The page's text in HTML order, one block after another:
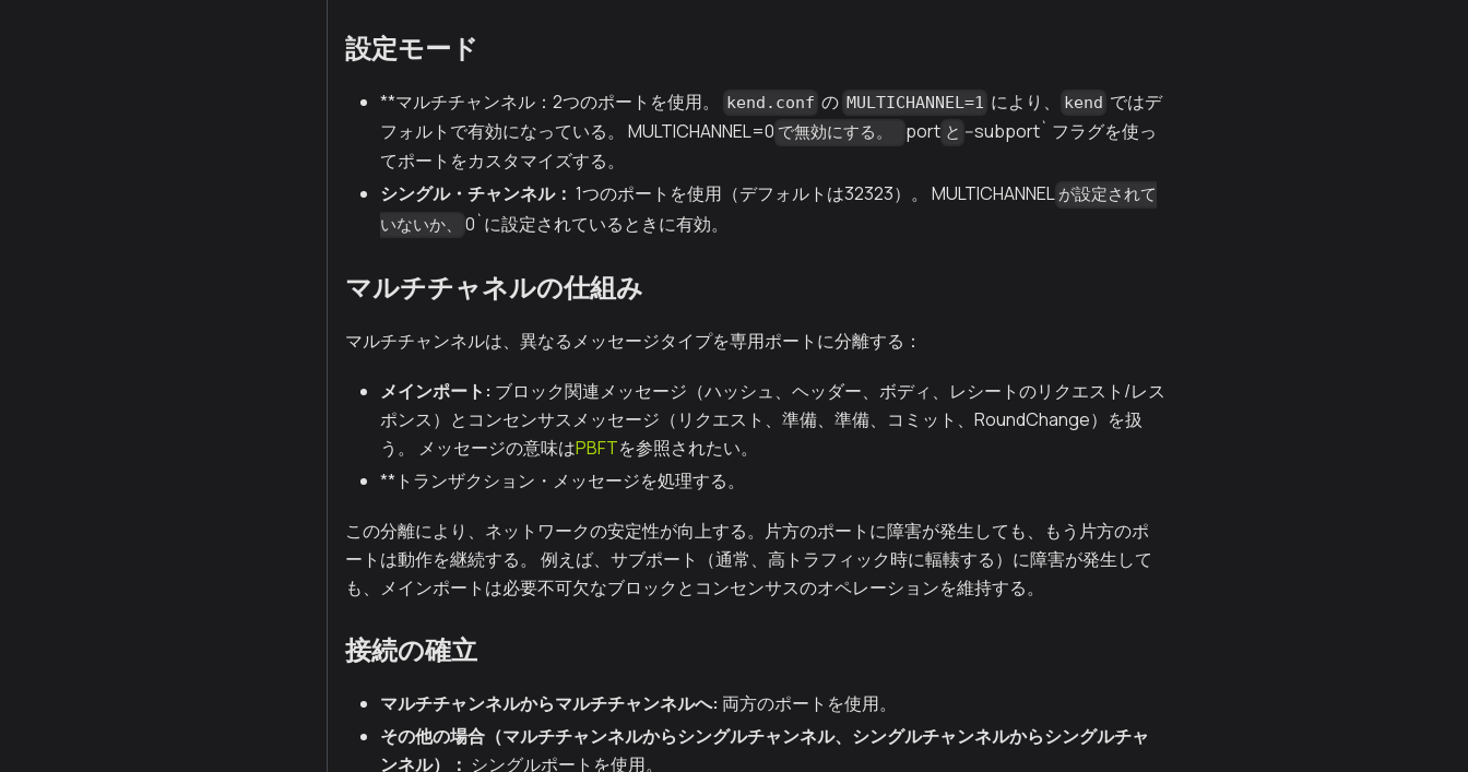
設定モード
**マルチチャンネル：2つのポートを使用。 kend.conf の MULTICHANNEL=1 により、 kend ではデ
フォルトで有効になっている。 MULTICHANNEL=0 で無効にする。 port と --subport` フラグを使っ
てポートをカスタマイズする。
シングル・チャンネル： 1つのポートを使用（デフォルトは32323）。 MULTICHANNEL が設定されて
いないか、
0`に設定されているときに有効。
マルチチャネルの仕組み
マルチチャンネルは、異なるメッセージタイプを専用ポートに分離する：
メインポート: ブロック関連メッセージ（ハッシュ、ヘッダー、ボディ、レシートのリクエスト/レス
ポンス）とコンセンサスメッセージ（リクエスト、準備、準備、コミット、RoundChange）を扱
う。 メッセージの意味はPBFTを参照されたい。
**トランザクション・メッセージを処理する。
この分離により、ネットワークの安定性が向上する。片方のポートに障害が発生しても、もう片方のポ
ートは動作を継続する。 例えば、サブポート（通常、高トラフィック時に輻輳する）に障害が発生して
も、メインポートは必要不可欠なブロックとコンセンサスのオペレーションを維持する。
接続の確立
マルチチャンネルからマルチチャンネルへ: 両方のポートを使用。
その他の場合（マルチチャンネルからシングルチャンネル、シングルチャンネルからシングルチャ
ンネル）： シングルポートを使用。